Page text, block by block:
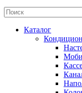
Каталог